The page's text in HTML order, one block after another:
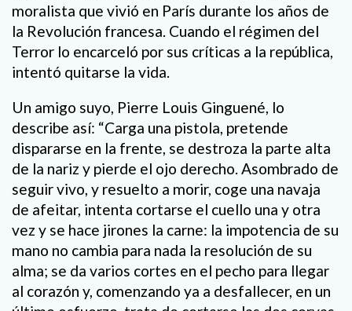
moralista que vivió en París durante los años de
la Revolución francesa. Cuando el régimen del
Terror lo encarceló por sus críticas a la república,
intentó quitarse la vida.
Un amigo suyo, Pierre Louis Ginguené, lo
describe así: “Carga una pistola, pretende
dispararse en la frente, se destroza la parte alta
de la nariz y pierde el ojo derecho. Asombrado de
seguir vivo, y resuelto a morir, coge una navaja
de afeitar, intenta cortarse el cuello una y otra
vez y se hace jirones la carne: la impotencia de su
mano no cambia para nada la resolución de su
alma; se da varios cortes en el pecho para llegar
al corazón y, comenzando ya a desfallecer, en un